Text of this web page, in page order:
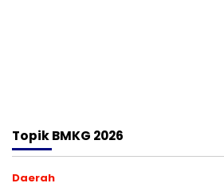
TopikBMKG 2026
Daerah